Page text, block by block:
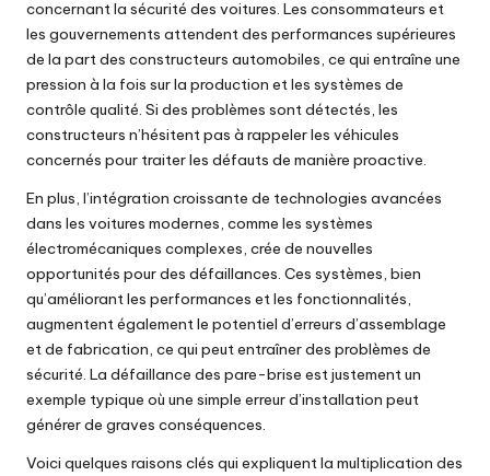
concernant la sécurité des voitures. Les consommateurs et
les gouvernements attendent des performances supérieures
de la part des constructeurs automobiles, ce qui entraîne une
pression à la fois sur la production et les systèmes de
contrôle qualité. Si des problèmes sont détectés, les
constructeurs n’hésitent pas à rappeler les véhicules
concernés pour traiter les défauts de manière proactive.
En plus, l’intégration croissante de technologies avancées
dans les voitures modernes, comme les systèmes
électromécaniques complexes, crée de nouvelles
opportunités pour des défaillances. Ces systèmes, bien
qu’améliorant les performances et les fonctionnalités,
augmentent également le potentiel d’erreurs d’assemblage
et de fabrication, ce qui peut entraîner des problèmes de
sécurité. La défaillance des pare-brise est justement un
exemple typique où une simple erreur d’installation peut
générer de graves conséquences.
Voici quelques raisons clés qui expliquent la multiplication des